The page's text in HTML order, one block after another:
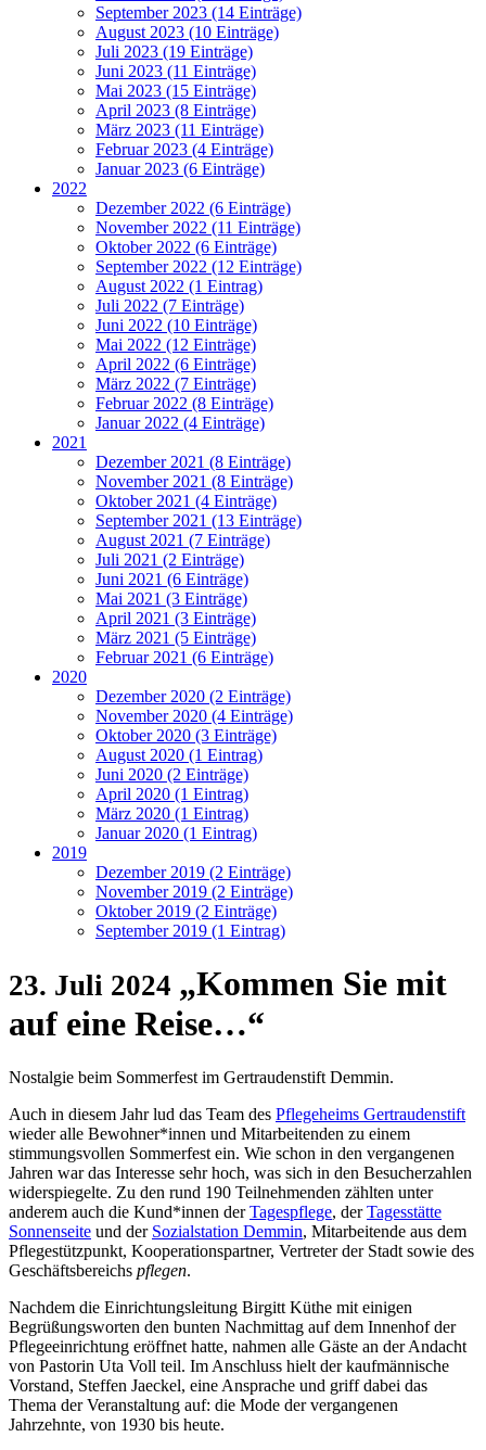
September 2023 (14 Einträge)
August 2023 (10 Einträge)
Juli 2023 (19 Einträge)
Juni 2023 (11 Einträge)
Mai 2023 (15 Einträge)
April 2023 (8 Einträge)
März 2023 (11 Einträge)
Februar 2023 (4 Einträge)
Januar 2023 (6 Einträge)
2022
Dezember 2022 (6 Einträge)
November 2022 (11 Einträge)
Oktober 2022 (6 Einträge)
September 2022 (12 Einträge)
August 2022 (1 Eintrag)
Juli 2022 (7 Einträge)
Juni 2022 (10 Einträge)
Mai 2022 (12 Einträge)
April 2022 (6 Einträge)
März 2022 (7 Einträge)
Februar 2022 (8 Einträge)
Januar 2022 (4 Einträge)
2021
Dezember 2021 (8 Einträge)
November 2021 (8 Einträge)
Oktober 2021 (4 Einträge)
September 2021 (13 Einträge)
August 2021 (7 Einträge)
Juli 2021 (2 Einträge)
Juni 2021 (6 Einträge)
Mai 2021 (3 Einträge)
April 2021 (3 Einträge)
März 2021 (5 Einträge)
Februar 2021 (6 Einträge)
2020
Dezember 2020 (2 Einträge)
November 2020 (4 Einträge)
Oktober 2020 (3 Einträge)
August 2020 (1 Eintrag)
Juni 2020 (2 Einträge)
April 2020 (1 Eintrag)
März 2020 (1 Eintrag)
Januar 2020 (1 Eintrag)
2019
Dezember 2019 (2 Einträge)
November 2019 (2 Einträge)
Oktober 2019 (2 Einträge)
September 2019 (1 Eintrag)
23. Juli 2024 „Kommen Sie mit
auf eine Reise…“
Nostalgie beim Sommerfest im Gertraudenstift Demmin.
Auch in diesem Jahr lud das Team des Pflegeheims Gertraudenstift
wieder alle Bewohner*innen und Mitarbeitenden zu einem
stimmungsvollen Sommerfest ein. Wie schon in den vergangenen
Jahren war das Interesse sehr hoch, was sich in den Besucherzahlen
widerspiegelte. Zu den rund 190 Teilnehmenden zählten unter
anderem auch die Kund*innen derTagespflege, derTagesstätte
Sonnenseite und der Sozialstation Demmin, Mitarbeitende aus dem
Pflegestützpunkt, Kooperationspartner, Vertreter der Stadt sowie des
Geschäftsbereichs pflegen.
Nachdem die Einrichtungsleitung Birgitt Küthe mit einigen
Begrüßungsworten den bunten Nachmittag auf dem Innenhof der
Pflegeeinrichtung eröffnet hatte, nahmen alle Gäste an der Andacht
von Pastorin Uta Voll teil. Im Anschluss hielt der kaufmännische
Vorstand, Steffen Jaeckel, eine Ansprache und griff dabei das
Thema der Veranstaltung auf: die Mode der vergangenen
Jahrzehnte, von 1930 bis heute.